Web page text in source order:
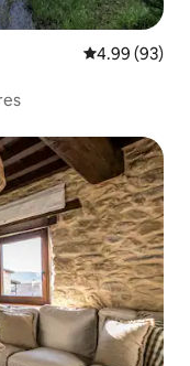
Calificación
4.99 (93)